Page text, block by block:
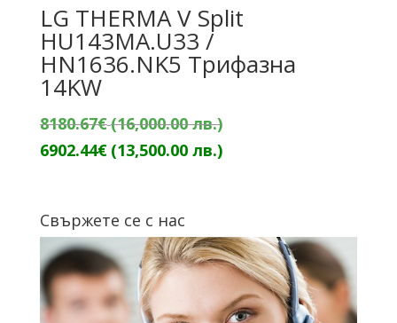
LG THERMA V Split
HU143MA.U33 /
HN1636.NK5 Трифазна
14KW
8180.67€(16,000.00 лв.)Original
price
лв.).
6902.44€ (13,500.00 лв.)Текущата
(13,500.00
лв.).
Свържете се с нас